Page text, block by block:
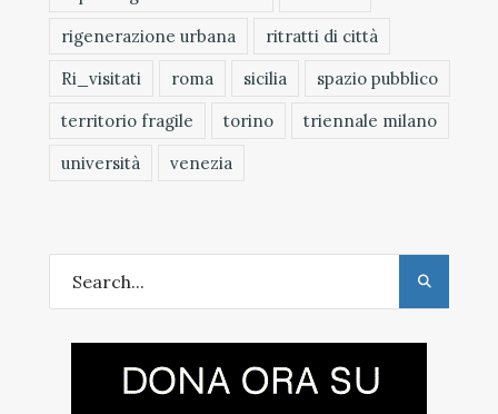
rigenerazione urbana
ritratti di città
Ri_visitati
roma sicilia
spazio pubblico
territorio fragile
torino
triennale milano
università
venezia